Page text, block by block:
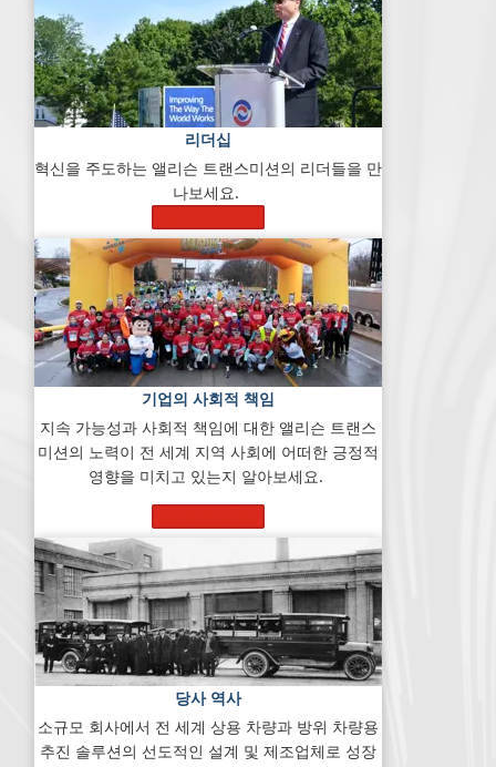
리더십
혁신을 주도하는 앨리슨 트랜스미션의 리더들을 만
나보세요.
기업의 사회적 책임
지속 가능성과 사회적 책임에 대한 앨리슨 트랜스
미션의 노력이 전 세계 지역 사회에 어떠한 긍정적
영향을 미치고 있는지 알아보세요.
당사 역사
소규모 회사에서 전 세계 상용 차량과 방위 차량용
추진 솔루션의 선도적인 설계 및 제조업체로 성장